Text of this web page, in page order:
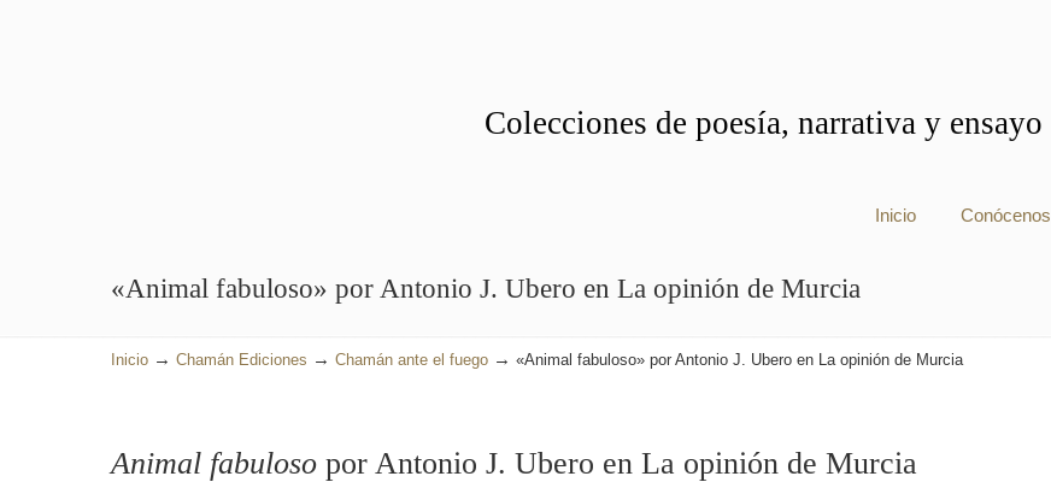
Colecciones de poesía, narrativa y ensayo
Inicio Conócenos
«Animal fabuloso» por Antonio J. Ubero en La opinión de Murcia
Inicio → Chamán Ediciones → Chamán ante el fuego → «Animal fabuloso» por Antonio J. Ubero en La opinión de Murcia
Animal fabuloso por Antonio J. Ubero en La opinión de Murcia